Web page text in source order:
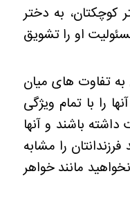
کوچکتان، به دختر
او را تشویق
تفاوت های میان
را با تمام ویژگی
باشند و آنها
را مشابه
نخواهید مانند خواهر